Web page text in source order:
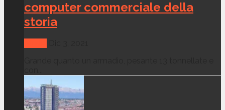
computer commerciale della
storia